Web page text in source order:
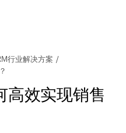
行业解决方案 /
高效实现销售